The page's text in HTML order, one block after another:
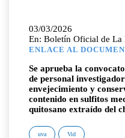
03/03/2026
En: Boletín Oficial de La
ENLACE AL
Se aprueba la
de personal
envejecimiento y
contenido en sulfitos
quitosano extraído del
uva Vid